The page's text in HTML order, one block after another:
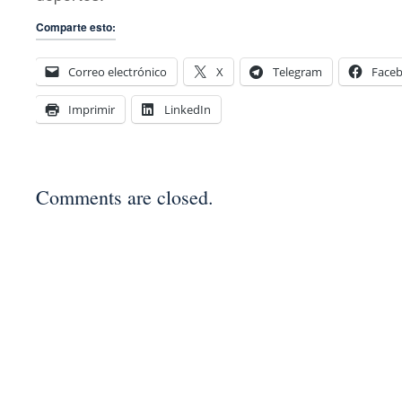
Comparte esto:
Correo electrónico X Telegram
Imprimir LinkedIn
Comments are closed.